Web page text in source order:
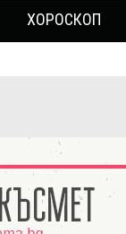
ХОРОСКОП